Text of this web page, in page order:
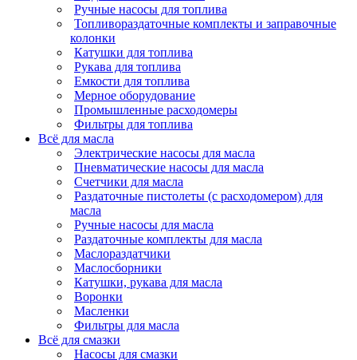
Ручные насосы для топлива
Топливораздаточные комплекты и заправочные
колонки
Катушки для топлива
Рукава для топлива
Емкости для топлива
Мерное оборудование
Промышленные расходомеры
Фильтры для топлива
Всё для масла
Электрические насосы для масла
Пневматические насосы для масла
Счетчики для масла
Раздаточные пистолеты (с расходомером) для
масла
Ручные насосы для масла
Раздаточные комплекты для масла
Маслораздатчики
Маслосборники
Катушки, рукава для масла
Воронки
Масленки
Фильтры для масла
Всё для смазки
Насосы для смазки